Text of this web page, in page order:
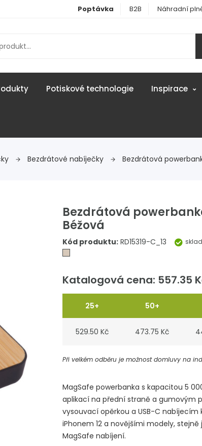
Poptávka B2B Náhradní
Potiskové technologie Inspirace
Bezdrátové nabíječky Bezdrátová
Bezdrátová
Béžová
Kód produktu: RD15319-C_13
Katalogová cena: 557.35
25+ 50+
529.50 Kč 473.75 Kč
Při velkém odběru je možnost domluvy na
MagSafe powerbanka s kapacitou 5
aplikací na přední straně a gumovým
vysouvací opěrkou a USB-C
iPhonem 12 a novějšími modely,
MagSafe nabíjení.